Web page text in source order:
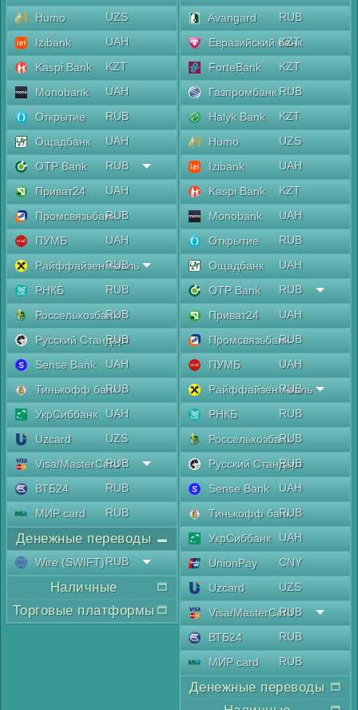
Humo
UZS
Izibank
UAH
Kaspi Bank
KZT
Monobank
UAH
Открытие
RUB
Ощадбанк
UAH
OTP Bank
RUB
Приват24
UAH
ПромсвязьбанкRUB
ПУМБ
UAH
Райффайзен Аваль
RUB
РНКБ
RUB
РоссельхозбанкRUB
Русский Стандарт
RUB
Sense Bank
UAH
Тинькофф банкRUB
УкрСиббанк
UAH
Uzcard
UZS
Visa/MasterCard
RUB
ВТБ24
RUB
МИР card
RUB
Денежные переводы
Wire (SWIFT)RUB
Наличные
Торговые платформы
Avangard
RUB
Евразийский банк
KZT
ForteBank
KZT
Газпромбанк RUB
Halyk Bank
KZT
Humo
UZS
Izibank
UAH
Kaspi Bank
KZT
Monobank
UAH
Открытие
RUB
Ощадбанк
UAH
OTP Bank
RUB
Приват24
UAH
ПромсвязьбанкRUB
ПУМБ
UAH
Райффайзен Аваль
RUB
РНКБ
RUB
РоссельхозбанкRUB
Русский Стандарт
RUB
Sense Bank
UAH
Тинькофф банкRUB
УкрСиббанк
UAH
UnionPay
CNY
Uzcard
UZS
Visa/MasterCard
RUB
ВТБ24
RUB
МИР card
RUB
Денежные переводы